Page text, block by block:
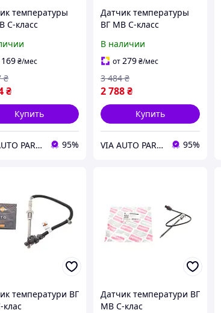
температуры
C-класс
S-класс (W220)
Smart Fortwo
169₴/мес
₴
₴
Купить
VIA AUTO PARTS MARKET 95%
Датчик температуры
ВГ MB C-класс
(W211)/S-класс (W220)
3.0D/4.0D/Smart Fortwo
0.8CDI 05-
В наличии
от279₴/мес
2 788₴
3 484 ₴
Купить
VIA AUTO PARTS MARKET 95%
температури ВГ
клас
Датчик температури ВГ
MB C-клас